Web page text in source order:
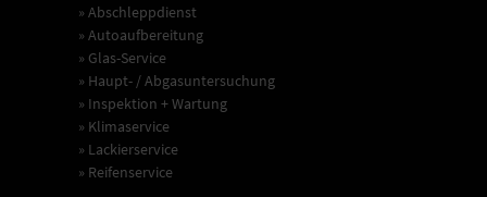
» Abschleppdienst
» Autoaufbereitung
» Glas-Service
» Haupt- / Abgasuntersuchung
» Inspektion + Wartung
» Klimaservice
» Lackierservice
» Reifenservice